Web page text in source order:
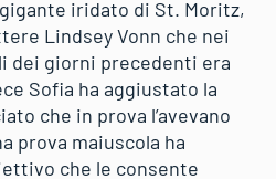
iridato di St. Moritz,
Lindsey Vonn che nei
dei giorni precedenti era
Sofia ha aggiustato la
che in prova l’avevano
prova maiuscola ha
che le consente